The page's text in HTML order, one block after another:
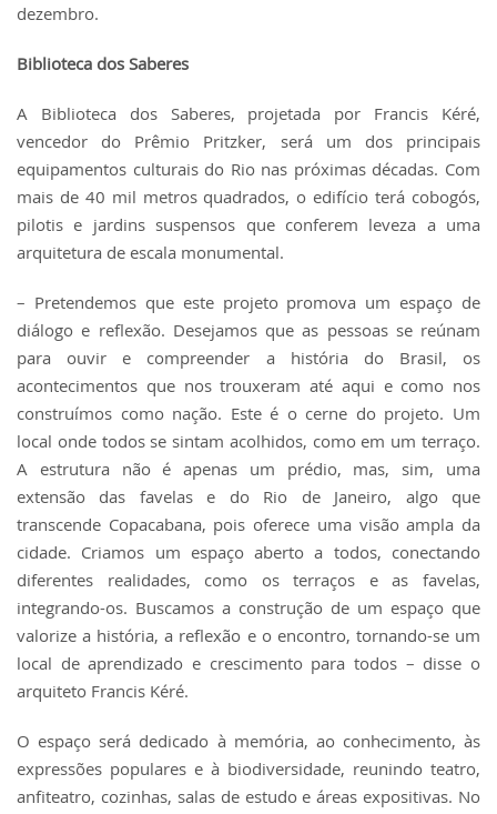
dezembro.
Biblioteca dos Saberes
A Biblioteca dos Saberes, projetada por Francis Kéré,
vencedor do Prêmio Pritzker, será um dos principais
equipamentos culturais do Rio nas próximas décadas. Com
mais de 40 mil metros quadrados, o edifício terá cobogós,
pilotis e jardins suspensos que conferem leveza a uma
arquitetura de escala monumental.
– Pretendemos que este projeto promova um espaço de
diálogo e reflexão. Desejamos que as pessoas se reúnam
para ouvir e compreender a história do Brasil, os
acontecimentos que nos trouxeram até aqui e como nos
construímos como nação. Este é o cerne do projeto. Um
local onde todos se sintam acolhidos, como em um terraço.
A estrutura não é apenas um prédio, mas, sim, uma
extensão das favelas e do Rio de Janeiro, algo que
transcende Copacabana, pois oferece uma visão ampla da
cidade. Criamos um espaço aberto a todos, conectando
diferentes realidades, como os terraços e as favelas,
integrando-os. Buscamos a construção de um espaço que
valorize a história, a reflexão e o encontro, tornando-se um
local de aprendizado e crescimento para todos – disse o
arquiteto Francis Kéré.
O espaço será dedicado à memória, ao conhecimento, às
expressões populares e à biodiversidade, reunindo teatro,
anfiteatro, cozinhas, salas de estudo e áreas expositivas. No